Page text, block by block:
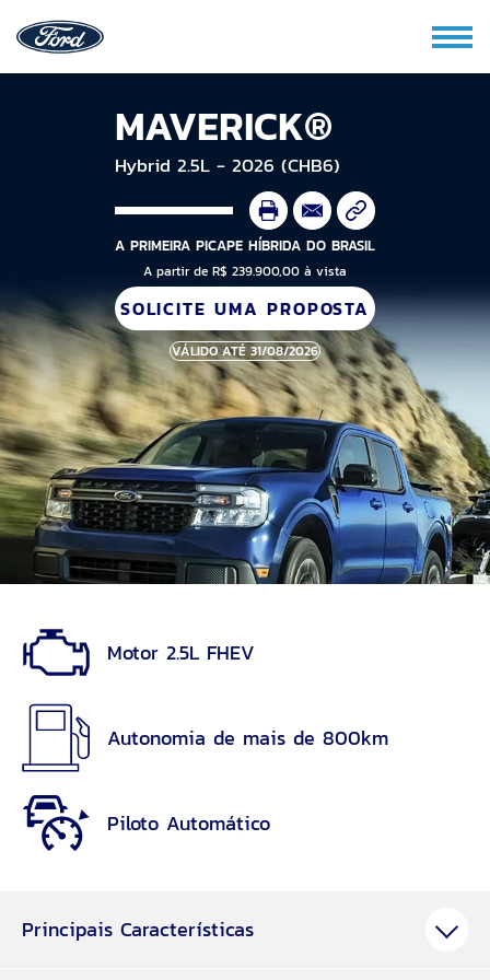
MAVERICK®
Hybrid 2.5L - 2026 (CHB6)
A PRIMEIRA PICAPE HÍBRIDA DO BRASIL
A partir de R$ 239.900,00 à vista
SOLICITE UMA PROPOSTA
VÁLIDO ATÉ 31/08/2026
Motor 2.5L FHEV
Autonomia de mais de 800km
Piloto Automático
Principais Características